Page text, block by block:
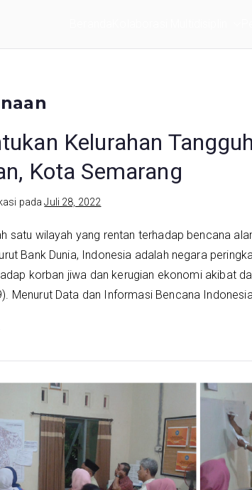
Kelurahan
Kota Semarang
padaJuli 28, 2022
satu wilayah yang rentan terhadap bencana
Bank Dunia, Indonesia adalah negara
korban jiwa dan kerugian ekonomi akibat
Menurut Data dan Informasi Bencana